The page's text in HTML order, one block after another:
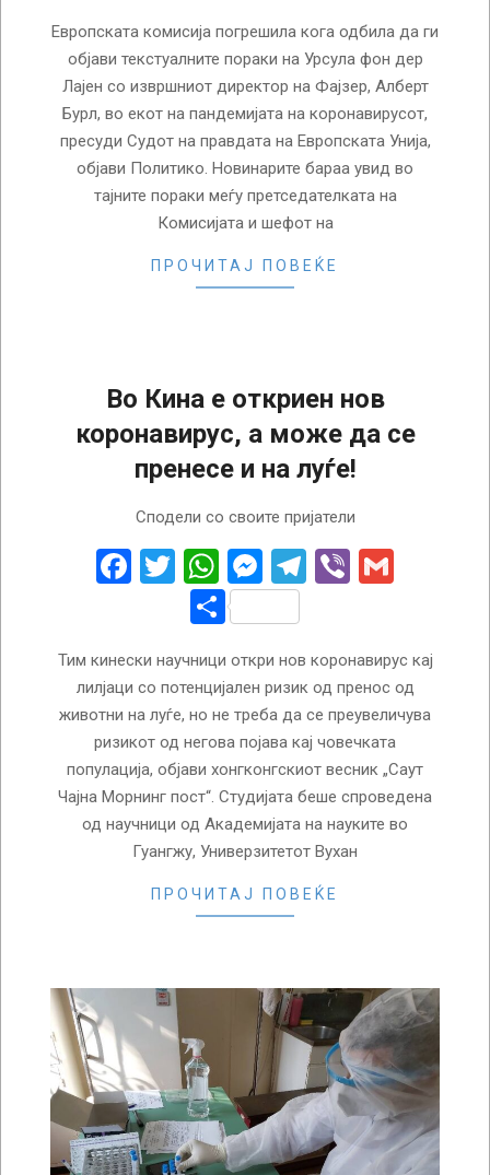
Европската комисија погрешила кога одбила да ги
објави текстуалните пораки на Урсула фон дер
Лајен со извршниот директор на Фајзер, Алберт
Бурл, во екот на пандемијата на коронавирусот,
пресуди Судот на правдата на Европската Унија,
објави Политико. Новинарите бараа увид во
тајните пораки меѓу претседателката на
Комисијата и шефот на
ПРОЧИТАЈ ПОВЕЌЕ
Во Кина е откриен нов
коронавирус, а може да се
пренесе и на луѓе!
Сподели со своите пријатели
Facebook
Twitter
WhatsApp
Messenger
Telegram
Viber
Share
Тим кинески научници откри нов коронавирус кај
лилјаци со потенцијален ризик од пренос од
животни на луѓе, но не треба да се преувеличува
ризикот од негова појава кај човечката
популација, објави хонгконгскиот весник „Саут
Чајна Морнинг пост“. Студијата беше спроведена
од научници од Академијата на науките во
Гуангжу, Универзитетот Вухан
ПРОЧИТАЈ ПОВЕЌЕ